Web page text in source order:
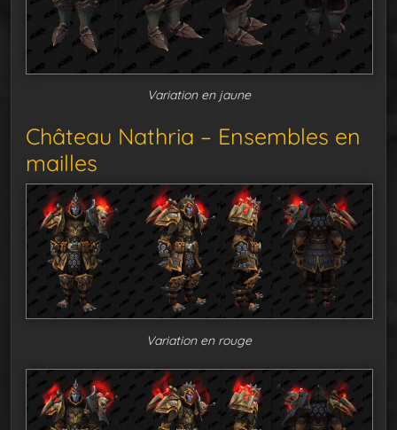
Variation en jaune
Château Nathria – Ensembles en
mailles
Variation en rouge